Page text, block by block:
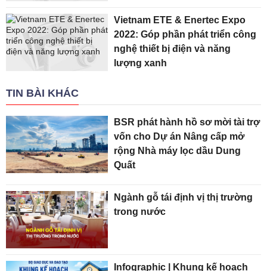
Vietnam ETE & Enertec Expo
2022: Góp phần phát triển công
nghệ thiết bị điện và năng
lượng xanh
TIN BÀI KHÁC
BSR phát hành hồ sơ mời tài trợ
vốn cho Dự án Nâng cấp mở
rộng Nhà máy lọc dầu Dung
Quất
Ngành gỗ tái định vị thị trường
trong nước
Infographic | Khung kế hoạch